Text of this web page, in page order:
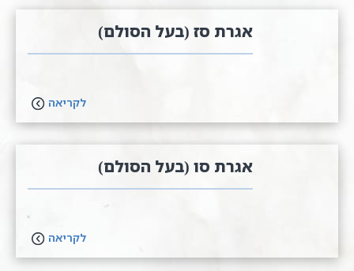
אגרת סז (בעל הסולם)
לקריאה
אגרת סו (בעל הסולם)
לקריאה